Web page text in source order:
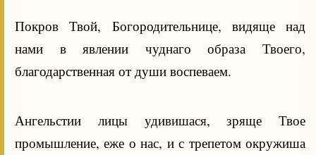
Покров Твой, Богородительнице, видяще над
нами в явлении чуднаго образа Твоего,
благодарственная от души воспеваем.
Ангельстии лицы удивишася, зряще Твое
промышление, еже о нас, и с трепетом окружиша